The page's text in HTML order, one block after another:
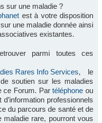
sur une maladie ?
est à votre disposition
une maladie donnée ainsi
existantes.
parmi toutes ces
Rares Info Services, le
soutien sur les maladies
ce Forum. Partéléphone ou
professionnels
du parcours de santé et de
maladie rare, pourront vous